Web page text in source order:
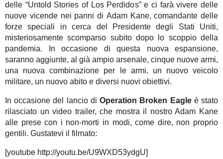
delle “Untold Stories of Los Perdidos” e ci farà vivere delle
nuove vicende nei panni di Adam Kane, comandante delle
forze speciali in cerca del Presidente degli Stati Uniti,
misteriosamente scomparso subito dopo lo scoppio della
pandemia. In occasione di questa nuova espansione,
saranno aggiunte, al già ampio arsenale, cinque nuove armi,
una nuova combinazione per le armi, un nuovo veicolo
militare, un nuovo abito e diversi nuovi obiettivi.
In occasione del lancio diOperation Broken Eagleè stato
rilasciato un video trailer, che mostra il nostro Adam Kane
alle prese con i non-morti in modi, come dire, non proprio
gentili. Gustatevi il filmato:
[youtube http://youtu.be/U9WXD53ydgU]